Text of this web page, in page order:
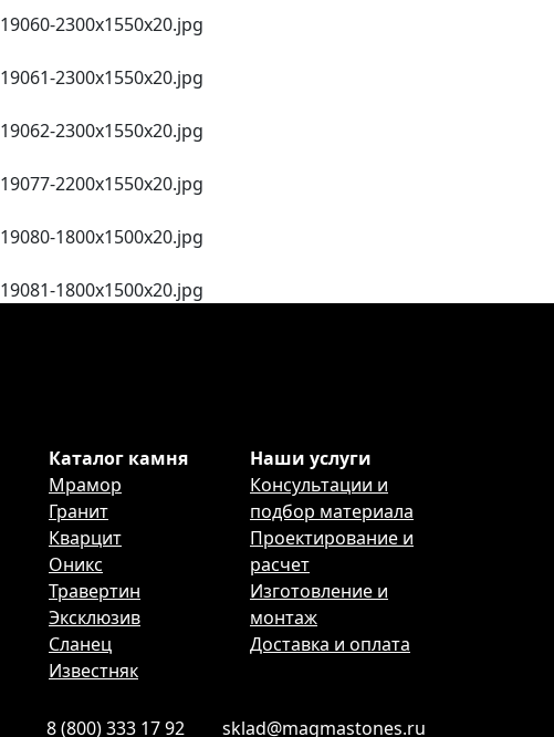
19060-2300х1550x20.jpg
19061-2300х1550x20.jpg
19062-2300х1550x20.jpg
19077-2200х1550x20.jpg
19080-1800х1500х20.jpg
19081-1800х1500х20.jpg
Каталог камня
Мрамор
Гранит
Кварцит
Оникс
Травертин
Эксклюзив
Сланец
Известняк
Наши услуги
Консультации и
подбор материала
Проектирование и
расчет
Изготовление и
монтаж
Доставка и оплата
8 (800) 333 17 92 sklad@magmastones.ru